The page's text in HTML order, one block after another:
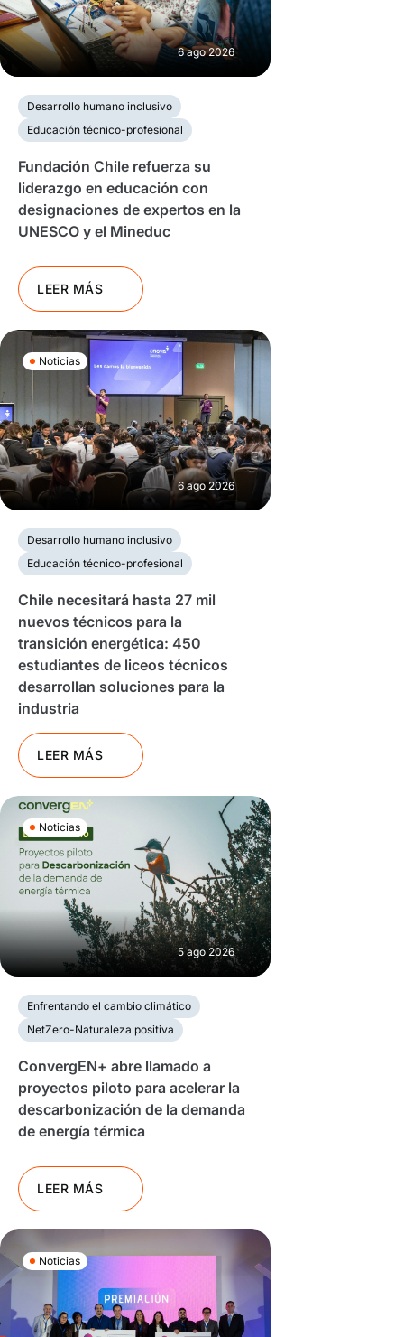
6 ago 2026
Desarrollo humano inclusivo
Educación técnico-profesional
Fundación Chile refuerza su
liderazgo en educación con
designaciones de expertos en la
UNESCO y el Mineduc
LEER MÁS
Noticias
6 ago 2026
Desarrollo humano inclusivo
Educación técnico-profesional
Chile necesitará hasta 27 mil
nuevos técnicos para la
transición energética: 450
estudiantes de liceos técnicos
desarrollan soluciones para la
industria
LEER MÁS
Noticias
5 ago 2026
Enfrentando el cambio climático
NetZero-Naturaleza positiva
ConvergEN+ abre llamado a
proyectos piloto para acelerar la
descarbonización de la demanda
de energía térmica
LEER MÁS
Noticias